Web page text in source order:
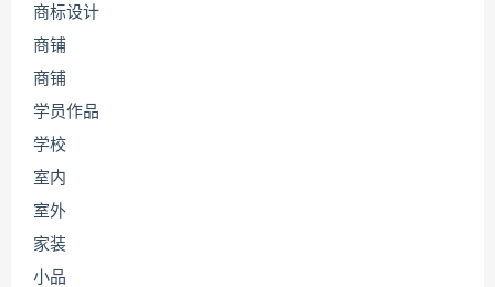
商标设计
商铺
商铺
学员作品
学校
室内
室外
家装
小品